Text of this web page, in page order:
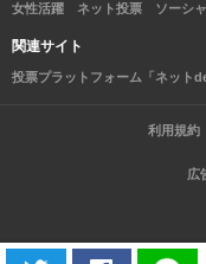
女性活躍 ネット投票 ソーシ
関連サイト
投票プラットフォーム「ネット
利用規約
広